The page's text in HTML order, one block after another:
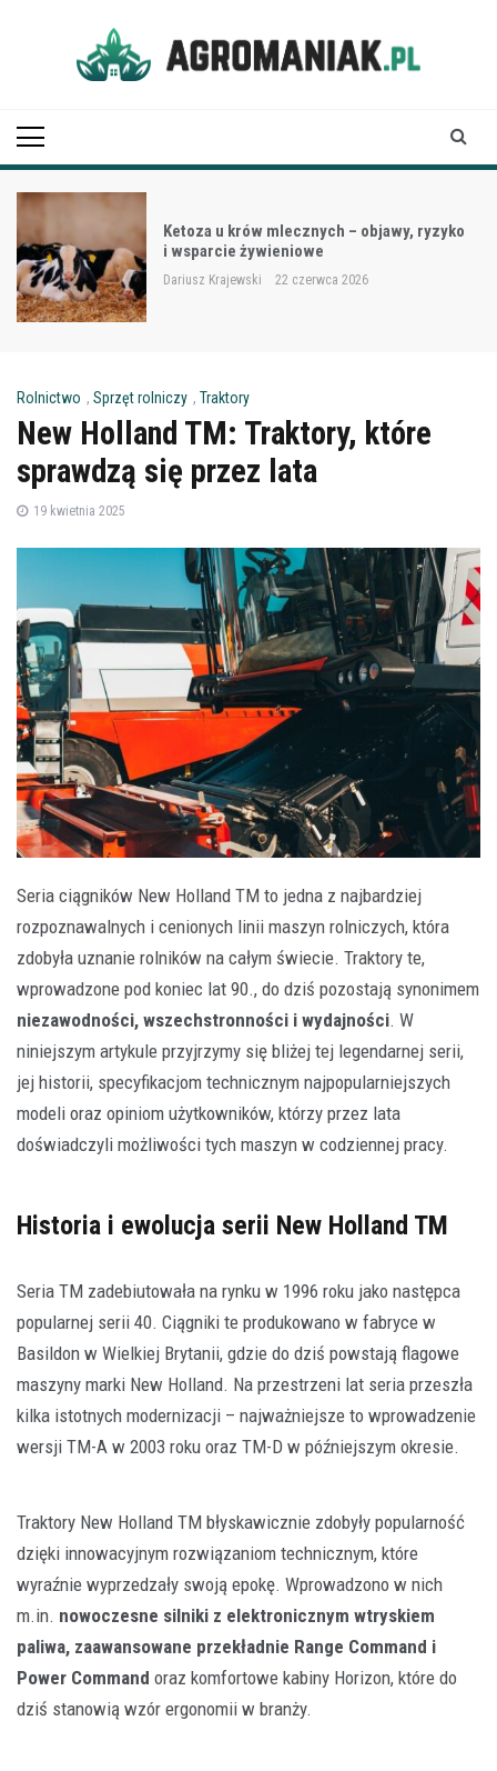
Ketoza u krów mlecznych – objawy, ryzyko
i wsparcie żywieniowe
Dariusz Krajewski 22 czerwca 2026
Rolnictwo , Sprzęt rolniczy , Traktory
New Holland TM: Traktory, które
sprawdzą się przez lata
19 kwietnia 2025
Seria ciągników New Holland TM to jedna z najbardziej
rozpoznawalnych i cenionych linii maszyn rolniczych, która
zdobyła uznanie rolników na całym świecie. Traktory te,
wprowadzone pod koniec lat 90., do dziś pozostają synonimem
niezawodności, wszechstronności i wydajności. W
niniejszym artykule przyjrzymy się bliżej tej legendarnej serii,
jej historii, specyfikacjom technicznym najpopularniejszych
modeli oraz opiniom użytkowników, którzy przez lata
doświadczyli możliwości tych maszyn w codziennej pracy.
Historia i ewolucja serii New Holland TM
Seria TM zadebiutowała na rynku w 1996 roku jako następca
popularnej serii 40. Ciągniki te produkowano w fabryce w
Basildon w Wielkiej Brytanii, gdzie do dziś powstają flagowe
maszyny marki New Holland. Na przestrzeni lat seria przeszła
kilka istotnych modernizacji – najważniejsze to wprowadzenie
wersji TM-A w 2003 roku oraz TM-D w późniejszym okresie.
Traktory New Holland TM błyskawicznie zdobyły popularność
dzięki innowacyjnym rozwiązaniom technicznym, które
wyraźnie wyprzedzały swoją epokę. Wprowadzono w nich
m.in. nowoczesne silniki z elektronicznym wtryskiem
paliwa, zaawansowane przekładnie Range Command i
Power Command oraz komfortowe kabiny Horizon, które do
dziś stanowią wzór ergonomii w branży.